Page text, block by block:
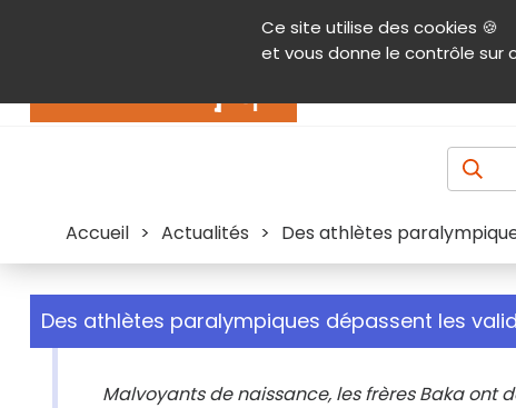
Ce site utilise des cookies 🍪
et vous donne le contrôle sur
Contenu Aide et accessibilité Menu
Accueil > Actualités > Des athlètes
Des athlètes paralympiques dépassent les
Malvoyants de naissance, les frères Baka ont